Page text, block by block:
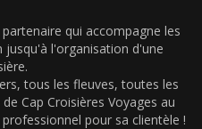
qui accompagne les
jusqu'à l'organisation d'une
tous les fleuves, toutes les
Cap Croisières Voyages au
pour sa clientèle !